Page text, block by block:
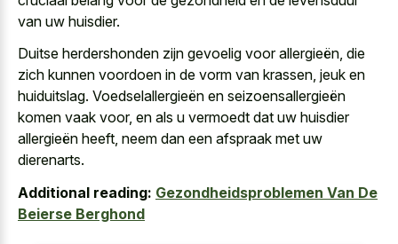
van uw huisdier.
Duitse herdershonden zijn gevoelig voor allergieën, die
zich kunnen voordoen in de vorm van krassen, jeuk en
huiduitslag. Voedselallergieën en seizoensallergieën
komen vaak voor, en als u vermoedt dat uw huisdier
allergieën heeft, neem dan een afspraak met uw
dierenarts.
Additional reading: Gezondheidsproblemen Van De
Beierse Berghond